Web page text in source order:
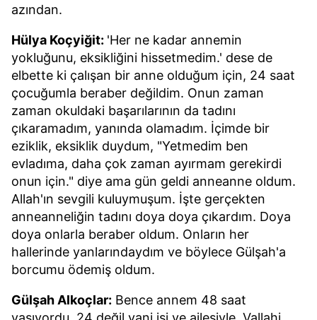
azından.
Hülya Koçyiğit: 'Her ne kadar annemin
yokluğunu, eksikliğini hissetmedim.' dese de
elbette ki çalışan bir anne olduğum için, 24 saat
çocuğumla beraber değildim. Onun zaman
zaman okuldaki başarılarının da tadını
çıkaramadım, yanında olamadım. İçimde bir
eziklik, eksiklik duydum, "Yetmedim ben
evladıma, daha çok zaman ayırmam gerekirdi
onun için." diye ama gün geldi anneanne oldum.
Allah'ın sevgili kuluymuşum. İşte gerçekten
anneanneliğin tadını doya doya çıkardım. Doya
doya onlarla beraber oldum. Onların her
hallerinde yanlarındaydım ve böylece Gülşah'a
borcumu ödemiş oldum.
Gülşah Alkoçlar: Bence annem 48 saat